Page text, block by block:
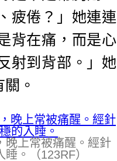
疲倦？」她連連
背在痛，而是心
射到背部。」她
。
晚上常被痛醒。經針
。（123RF）